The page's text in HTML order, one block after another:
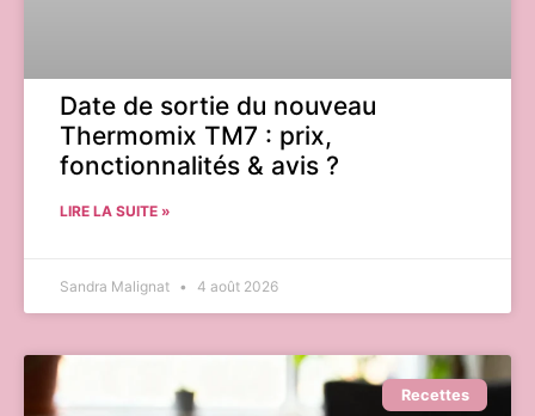
Date de sortie du nouveau
Thermomix TM7 : prix,
fonctionnalités & avis ?
LIRE LA SUITE »
Sandra Malignat 4 août 2026
Recettes